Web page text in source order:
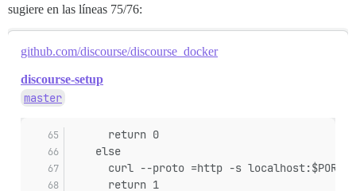
sugiere en las líneas 75/76:
github.com/discourse/discourse_docker
discourse-setup
master
      return 0
    else
curl --proto =http -s localhost:$PORT
      return 1